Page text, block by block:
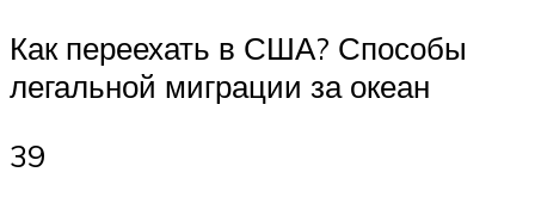
Как переехать в США? Способы
легальной миграции за океан
39